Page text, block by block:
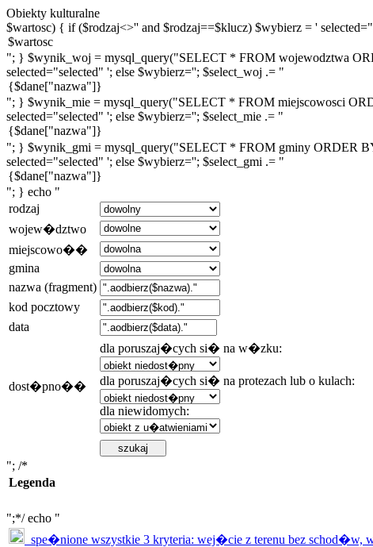
Obiekty kulturalne
$wartosc) { if ($rodzaj<>'' and $rodzaj==$klucz) $wybierz = '
"; } $wynik_woj = mysql_query("SELECT * FROM wojewodztwa
selected="selected" '; else $wybierz=''; $select_woj .= "
"; } $wynik_mie = mysql_query("SELECT * FROM miejscowosci
selected="selected" '; else $wybierz=''; $select_mie .= "
"; } $wynik_gmi = mysql_query("SELECT * FROM gminy ORDER
selected="selected" '; else $wybierz=''; $select_gmi .= "
"; } echo "
rodzaj
wojew�dztwo
miejscowo��
gmina
nazwa (fragment)
kod pocztowy
data
dost�pno��
dla poruszaj�cych si� na w�zku:
dla poruszaj�cych si� na protezach lub o kulach:
dla niewidomych:
"; /*
Legenda
";*/ echo "
spe�nione wszystkie 3 kryteria: wej�cie z terenu bez schod�w,